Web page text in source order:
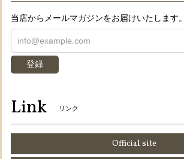
当店からメールマガジンをお届けいたします。
登録
Link リンク
Official site